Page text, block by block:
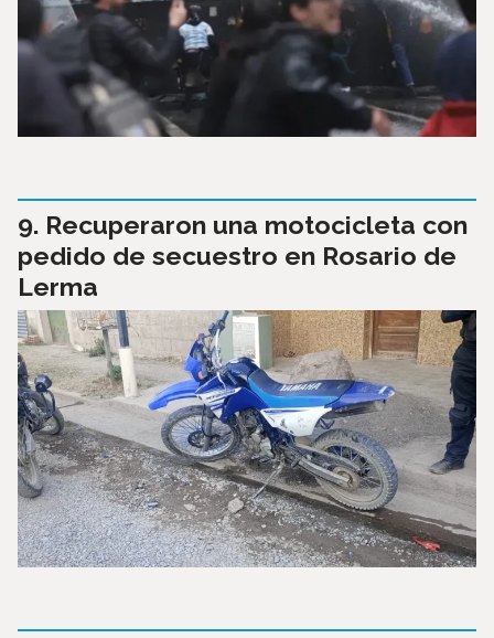
Recuperaron una motocicleta con
pedido de secuestro en Rosario de
Lerma